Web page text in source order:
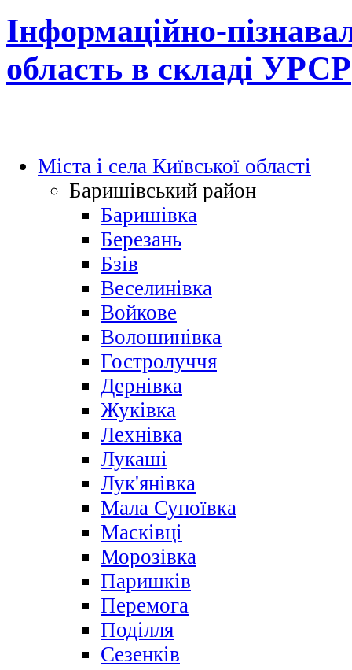
Інформаційно-
область в складі УРСР
Міста і села Київської області
Баришівський район
Баришівка
Березань
Бзів
Веселинівка
Войкове
Волошинівка
Гостролуччя
Дернівка
Жуківка
Лехнівка
Лукаші
Лук'янівка
Мала Супоївка
Масківці
Морозівка
Паришків
Перемога
Поділля
Сезенків